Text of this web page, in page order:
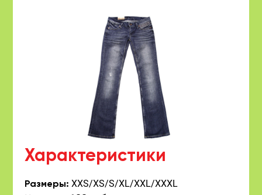
Характеристики
Размеры:XXS/XS/S/XL/XXL/XXXL